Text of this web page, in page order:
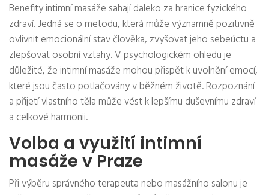
Benefity intimní masáže sahají daleko za hranice fyzického
zdraví. Jedná se o metodu, která může významně pozitivně
ovlivnit emocionální stav člověka, zvyšovat jeho sebeúctu a
zlepšovat osobní vztahy. V psychologickém ohledu je
důležité, že intimní masáže mohou přispět k uvolnění emocí,
které jsou často potlačovány v běžném životě. Rozpoznání
a přijetí vlastního těla může vést k lepšímu duševnímu zdraví
a celkové harmonii.
Volba a využití intimní
masáže v Praze
Při výběru správného terapeuta nebo masážního salonu je